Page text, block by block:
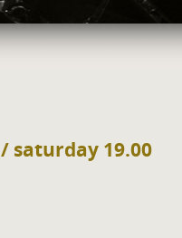
/ saturday 19.00